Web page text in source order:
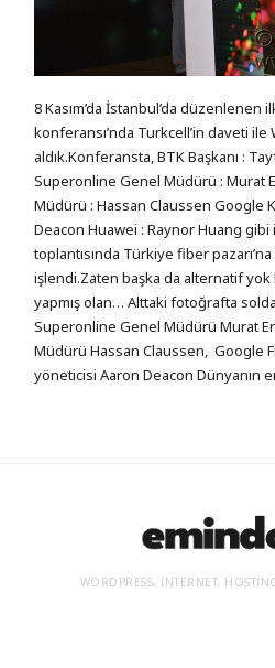
8 Kasım’da İstanbul’da düzenlenen
konferansı’nda Turkcell’in daveti
aldık.Konferansta, BTK Başkanı :
Superonline Genel Müdürü : Murat
Müdürü : Hassan Claussen Google
Deacon Huawei : Raynor Huang
toplantısında Türkiye fiber
işlendi.Zaten başka da alternatif yok
yapmış olan… Alttaki fotoğrafta
Superonline Genel Müdürü Murat
Müdürü Hassan Claussen, Google
yöneticisi Aaron Deacon Dünyanın
WORDPRESS, İNTERNET,